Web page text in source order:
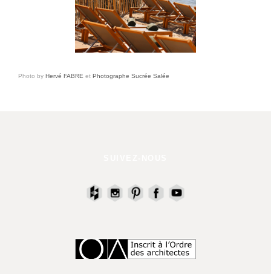
Photo by Hervé FABRE et Photographe Sucrée Salée